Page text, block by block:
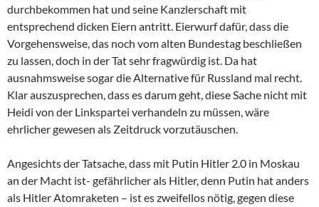
durchbekommen hat und seine Kanzlerschaft mit
entsprechend dicken Eiern antritt. Eierwurf dafür, dass die
Vorgehensweise, das noch vom alten Bundestag beschließen
zu lassen, doch in der Tat sehr fragwürdig ist. Da hat
ausnahmsweise sogar die Alternative für Russland mal recht.
Klar auszusprechen, dass es darum geht, diese Sache nicht mit
Heidi von der Linkspartei verhandeln zu müssen, wäre
ehrlicher gewesen als Zeitdruck vorzutäuschen.
Angesichts der Tatsache, dass mit Putin Hitler 2.0 in Moskau
an der Macht ist- gefährlicher als Hitler, denn Putin hat anders
als Hitler Atomraketen – ist es zweifellos nötig, gegen diese